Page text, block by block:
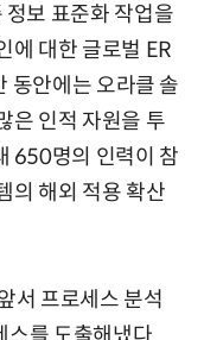
보 표준화 작업을
에 대한 글로벌 ER
동안에는 오라클 솔
은 인적 자원을 투
650명의 인력이 참
의 해외 적용 확산
서 프로세스 분석